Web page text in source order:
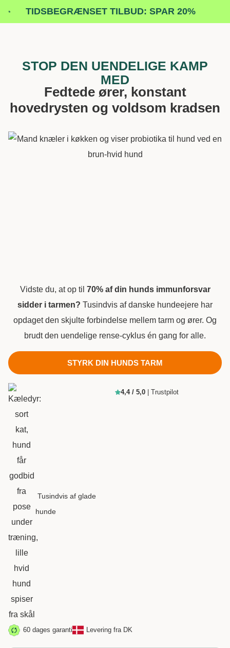
TIDSBEGRÆNSET TILBUD: SPAR 20%
STOP DEN UENDELIGE KAMP
MED
Fedtede ører, konstant
hovedrysten og voldsom kradsen
Vidste du, at op til 70% af din hunds immunforsvar
sidder i tarmen? Tusindvis af danske hundeejere har
opdaget den skjulte forbindelse mellem tarm og ører. Og
brudt den uendelige rense-cyklus én gang for alle.
STYRK DIN HUNDS TARM
Tusindvis af glade
hunde
4,4 / 5,0 | Trustpilot
60 dages garanti Levering fra DK